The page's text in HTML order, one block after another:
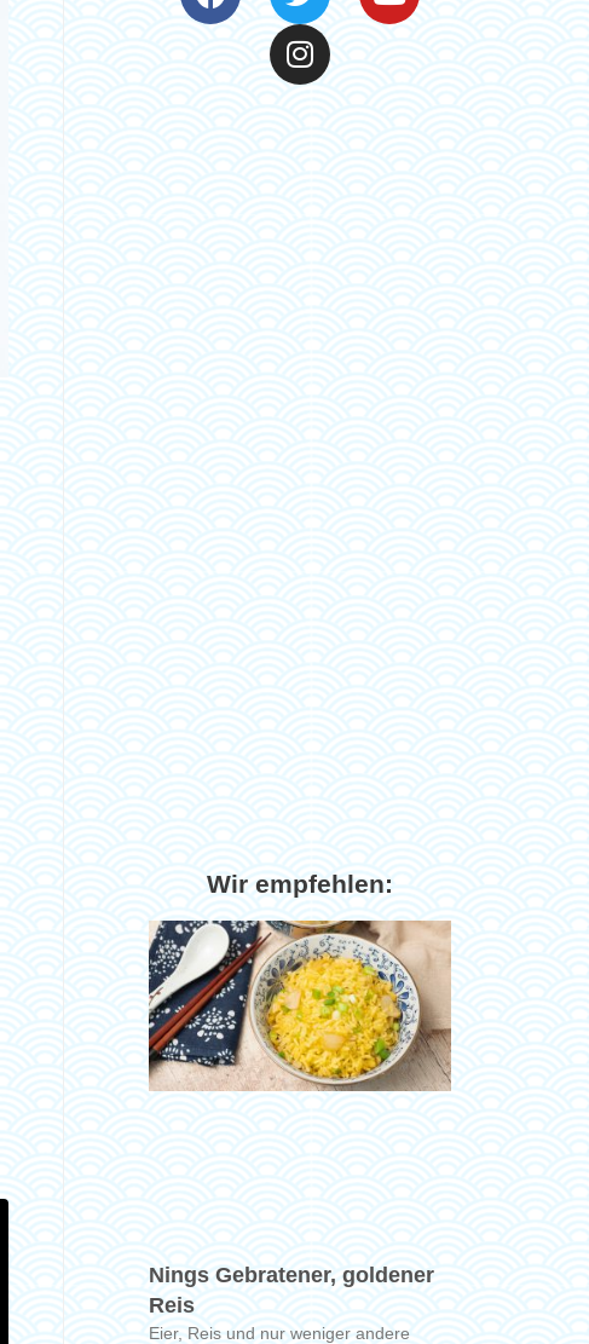
Wir empfehlen:
Nings Gebratener, goldener
Reis
Eier, Reis und nur weniger andere